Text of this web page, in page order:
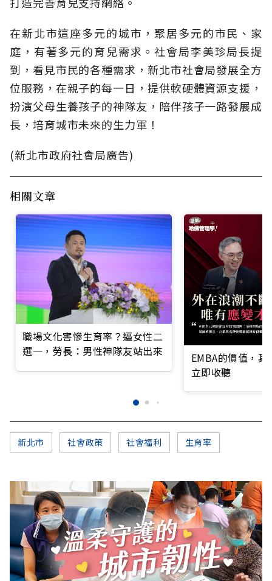
在新北市這座多元的城市，聚居多元的市民、家
庭，有著多元的育兒需求。社會局李美珍局長提
到，看見市民的各種需求，新北市社會局發展全方
位服務，在親子的每一日，提供軟硬體資源支援，
扮演父母生養孩子的神隊友，陪伴孩子一路發展成
長，培育城市未來的生力軍！
(新北市政府社會局廣告)
相關文章
職場文化害慘生育率？逼女性二
選一，勞長：男性神隊友站出來
EMBA的價值，
立即收聽
新北市 社會政策 社會福利 生育率